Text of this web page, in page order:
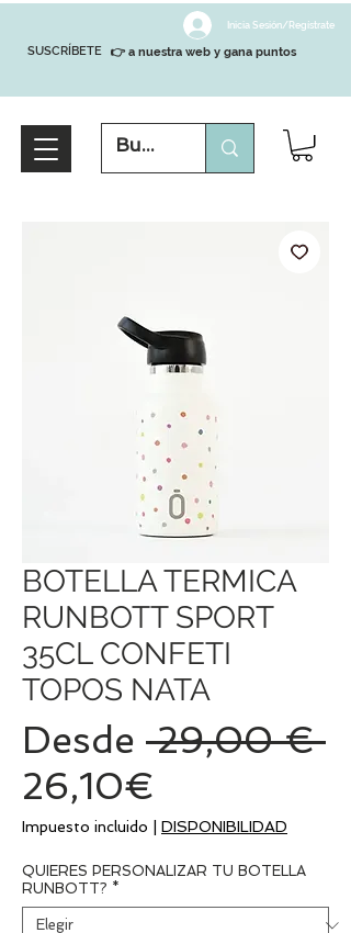
SUSCRÍBETE
Inicia Sesión/Regístrate
👉 a nuestra web y gana puntos
BOTELLA TERMICA
RUNBOTT SPORT
35CL CONFETI
TOPOS NATA
Desde 29,00 €
26,10€
de
oferta
Impuesto incluido DISPONIBILIDAD
QUIERES PERSONALIZAR TU BOTELLA
RUNBOTT? *